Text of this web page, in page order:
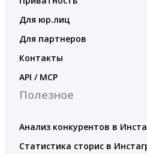
Для юр.лиц
Для партнеров
Контакты
API / MCP
Полезное
Анализ конкурентов в
Статистика сторис в